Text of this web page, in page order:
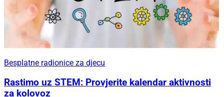
Besplatne radionice za djecu
Rastimo uz STEM: Provjerite kalendar aktivnosti
za kolovoz